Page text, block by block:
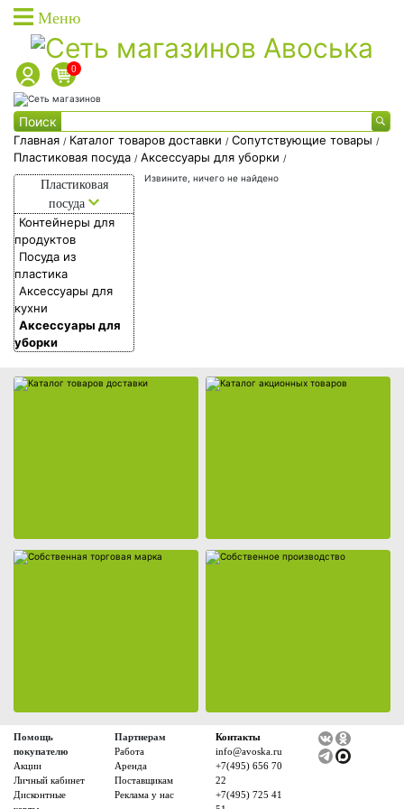
Меню
0
до 22:00
Каталог товаров
Каталог товаров доставки
Каталог акционных товаров
Собственная торговая марка
Собственное производство
Акции
Фишки на скидки
Социальные карты
О доставке
Дисконтные карты
Вход в личный кабинет
Адреса магазинов
Работа
Поиск
Главная / Каталог товаров доставки / Сопутствующие товары /
Пластиковая посуда / Аксессуары для уборки /
Пластиковая
посуда
Контейнеры для
продуктов
Посуда из
пластика
Аксессуары для
кухни
Аксессуары для
уборки
Каталог
Извините, ничего не найдено
Каталог товаров доставки
Помощь
покупателю
Акции
Личный кабинет
Дисконтные
Партнерам
Работа
Аренда
Поставщикам
Реклама у нас
Контакты
info@avoska.ru
+7(495) 656 70
22
+7(495) 725 41